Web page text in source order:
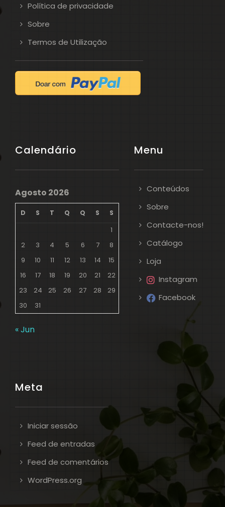
Política de privacidade
Sobre
Termos de Utilização
Calendário
Agosto 2026
D S T Q Q S S
1
2
3 4 5 6 7
8
9
10 11 12 13 14
15
16
17 18 19 20 21
22
23
24 25 26 27 28
29
30
31
« Jun
Menu
Conteúdos
Sobre
Contacte-nos!
Catálogo
Loja
Instagram
Facebook
Meta
Iniciar sessão
Feed de entradas
Feed de comentários
WordPress.org